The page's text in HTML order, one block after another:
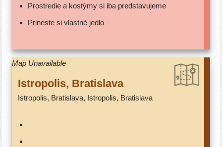
Prostredie a kos­tý­my si iba predstavujeme
Prineste si vlast­né jedlo
Map Unavailable
Istropolis, Bratislava
Istropolis, Bratislava, Istropolis, Bratislava